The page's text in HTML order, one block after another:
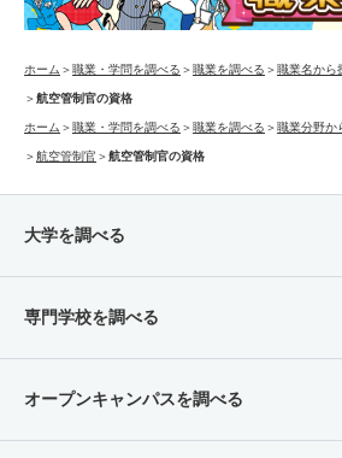
ホーム ＞職業・学問を調べる ＞職業を調べる ＞職業名から
＞航空管制官の資格
ホーム ＞職業・学問を調べる ＞職業を調べる ＞職業分野か
＞航空管制官 ＞航空管制官の資格
大学を調べる
専門学校を調べる
オープンキャンパスを調べる